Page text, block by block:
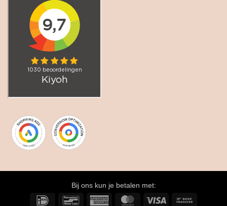
Bij ons kun je betalen met:
IDeal
BancontactAmerican MasterCardVisa